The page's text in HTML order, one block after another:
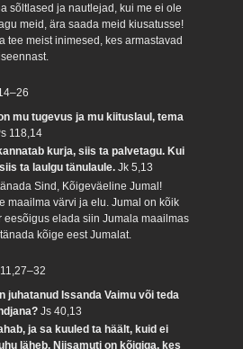
sõltlased ja nautlejad, kui me ei ole
meid, ära saada meid kiusatusse!
tee meist inimesed, kes armastavad
mu tugevus ja mu kiituslaul, tema
118,14
kurja, siis ta palvetagu. Kui
ta laulgu tänulaule.Jk 5,13
Sind, Kõigeväeline Jumal!
maailma värvi ja elu. Jumal on kõik
eesõigus elada siin Jumala maailmas
kõige eest Jumalat.
juhatanud Issanda Vaimu või teda
Js 40,13
ja sa kuuled ta häält, kuid ei
läheb. Niisamuti on kõigiga, kes